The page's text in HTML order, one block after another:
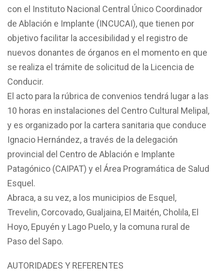
con el Instituto Nacional Central Único Coordinador
de Ablación e Implante (INCUCAI), que tienen por
objetivo facilitar la accesibilidad y el registro de
nuevos donantes de órganos en el momento en que
se realiza el trámite de solicitud de la Licencia de
Conducir.
El acto para la rúbrica de convenios tendrá lugar a las
10 horas en instalaciones del Centro Cultural Melipal,
y es organizado por la cartera sanitaria que conduce
Ignacio Hernández, a través de la delegación
provincial del Centro de Ablación e Implante
Patagónico (CAIPAT) y el Área Programática de Salud
Esquel.
Abraca, a su vez, a los municipios de Esquel,
Trevelin, Corcovado, Gualjaina, El Maitén, Cholila, El
Hoyo, Epuyén y Lago Puelo, y la comuna rural de
Paso del Sapo.
AUTORIDADES Y REFERENTES